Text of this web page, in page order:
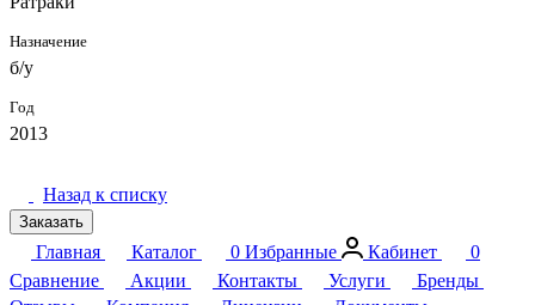
Назначение
б/у
Год
2013
Назад к списку
Заказать
Главная Каталог 0 Избранные Кабинет
0
Сравнение
Акции Контакты Услуги
Бренды